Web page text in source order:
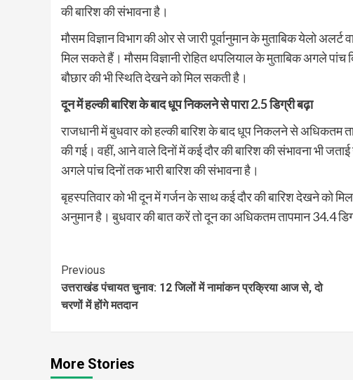
की बारिश की संभावना है।
मौसम विज्ञान विभाग की ओर से जारी पूर्वानुमान के मुताबिक येलो
मिल सकते हैं। मौसम विज्ञानी रोहित थपलियाल के मुताबिक अगले पांच
बौछार की भी स्थिति देखने को मिल सकती है।
दून में हल्की बारिश के बाद धूप निकलने से पारा 2.5डिग्री बढ़ा
राजधानी में बुधवार को हल्की बारिश के बाद धूप निकलने से अधिकतम
की गई। वहीं, आने वाले दिनों में कई दौर की बारिश की संभावना भी
अगले पांच दिनों तक भारी बारिश की संभावना है।
बृहस्पतिवार को भी दून में गर्जन के साथ कई दौर की बारिश देखने को
अनुमान है। बुधवार की बात करें तो दून का अधिकतम तापमान 34.4
Continue
Reading
Previous
उत्तराखंड पंचायत चुनाव: 12 जिलों में नामांकन प्रक्रिया आज से, दो
चरणों में होंगे मतदान
More Stories